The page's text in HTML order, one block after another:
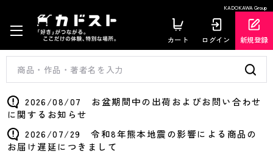
KADOKAWA Group
カート ログイン 新規登録
2026/08/07 お盆期間中の出荷およびお問い合わせ
に関するお知らせ
2026/07/29 令和8年熊本地震の影響による商品の
お届け遅延につきまして